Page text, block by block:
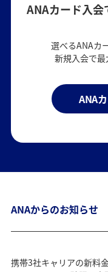
ANAカード入会
選べるANAカ
新規入会で最
ANA
ANAからのお知らせ
携帯3社キャリアの新料